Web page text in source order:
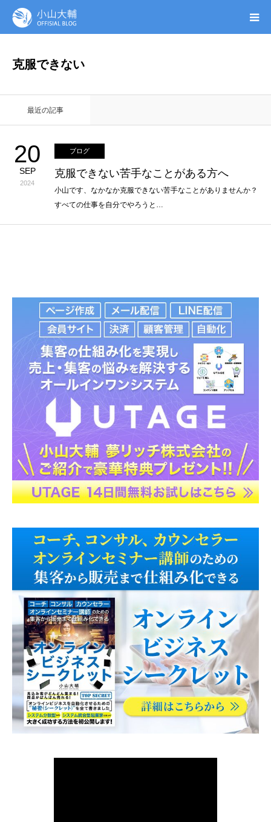
克服できない
最近の記事
20
SEP
2024
ブログ
克服できない苦手なことがある方へ
小山です、なかなか克服できない苦手なことがありませんか？
すべての仕事を自分でやろうと…
無料ガイドブック
オンシク本
プロフィール